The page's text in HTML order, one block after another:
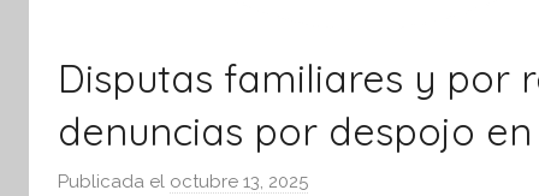
Disputas familiares y por
denuncias por despojo en
Publicada el octubre 13, 2025